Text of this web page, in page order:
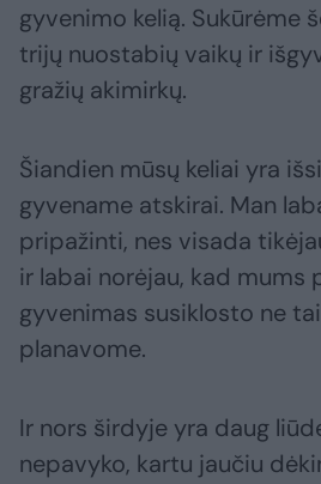
gyvenimo kelią. Sukūrėme
trijų nuostabių vaikų ir
gražių akimirkų.
Šiandien mūsų keliai yra
gyvename atskirai. Man
pripažinti, nes visada
ir labai norėjau, kad mums
gyvenimas susiklosto ne
planavome.
Ir nors širdyje yra daug
nepavyko, kartu jaučiu